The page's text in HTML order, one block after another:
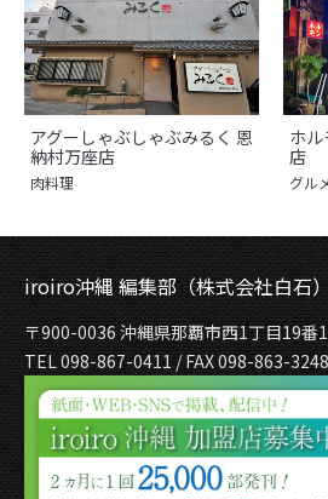
アグーしゃぶしゃぶみるく 恩
納村万座店
肉料理
ホ
店
グル
iroiro沖縄 編集部（株式会社白石
〒900-0036 沖縄県那覇市西1丁目19番
TEL 098-867-0411 / FAX 098-863-3248